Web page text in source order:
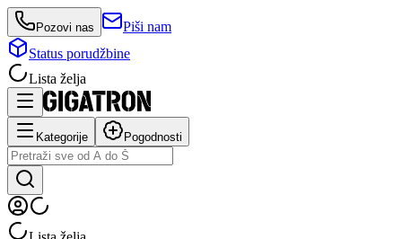
Pozovi nas
Piši nam
Status porudžbine
Lista želja
Kategorije Pogodnosti